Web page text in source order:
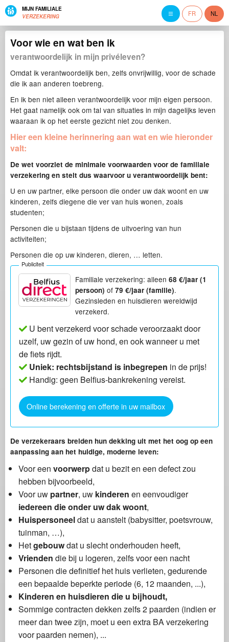
MIJN FAMILIALE
VERZEKERING
FR NL
Voor wie en wat ben ik
verantwoordelijk in mijn privéleven?
Omdat ik verantwoordelijk ben, zelfs onvrijwillig, voor de schade
die ik aan anderen toebreng.
En ik ben niet alleen verantwoordelijk voor mijn eigen persoon.
Het gaat namelijk ook om tal van situaties in mijn dagelijks leven
waaraan ik op het eerste gezicht niet zou denken.
Hier een kleine herinnering aan wat en wie hieronder
valt:
De wet voorziet de minimale voorwaarden voor de familiale
verzekering en stelt dus waarvoor u verantwoordelijk bent:
U en uw partner, elke persoon die onder uw dak woont en uw
kinderen, zelfs diegene die ver van huis wonen, zoals
studenten;
Personen die u bijstaan tijdens de uitvoering van hun
activiteiten;
Personen die op uw kinderen, dieren, … letten.
Publiciteit
Familiale verzekering: alleen 68 €/jaar (1
persoon) of 79 €/jaar (familie).
Gezinsleden en huisdieren wereldwijd
verzekerd.
U bent verzekerd voor schade veroorzaakt door
uzelf, uw gezin of uw hond, en ook wanneer u met
de fiets rijdt.
Uniek: rechtsbijstand is inbegrepen in de prijs!
Handig: geen Belfius-bankrekening vereist.
Online berekening en offerte in uw mailbox
De verzekeraars breiden hun dekking uit met het oog op een
aanpassing aan het huidige, moderne leven:
Voor een voorwerpdat u bezit en een defect zou
hebben bijvoorbeeld,
Voor uw partner, uw kinderen en eenvoudiger
iedereen die onder uw dak woont,
Huispersoneeldat u aanstelt (babysitter, poetsvrouw,
tuinman, …),
Hetgebouwdat u slecht onderhouden heeft,
Vrienden die bij u logeren, zelfs voor een nacht
Personen die definitief het huis verlieten, gedurende
een bepaalde beperkte periode (6, 12 maanden, ...),
Kinderen en huisdieren die u bijhoudt,
Sommige contracten dekken zelfs 2 paarden (indien er
meer dan twee zijn, moet u een extra BA verzekering
voor paarden nemen), ...